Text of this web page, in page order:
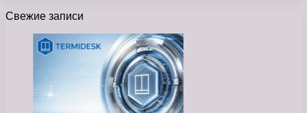
Свежие записи